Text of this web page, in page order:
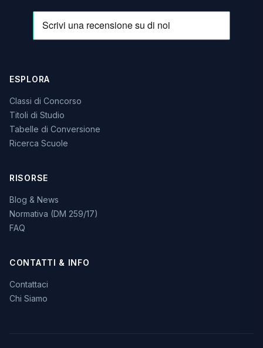
ESPLORA
Classi di Concorso
Titoli di Studio
Tabelle di Conversione
Ricerca Scuole
RISORSE
Blog & News
Normativa (DM 259/17)
FAQ
CONTATTI & INFO
Contattaci
Chi Siamo